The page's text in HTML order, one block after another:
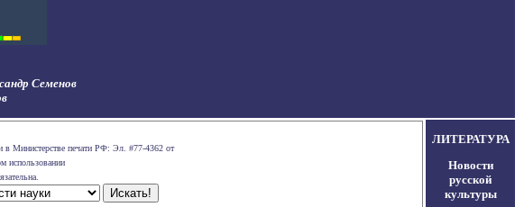
Семенов
в Министерстве печати РФ: Эл. #77-4362 от
использовании
ЛИТЕРАТУРА
Новости
русской
культуры